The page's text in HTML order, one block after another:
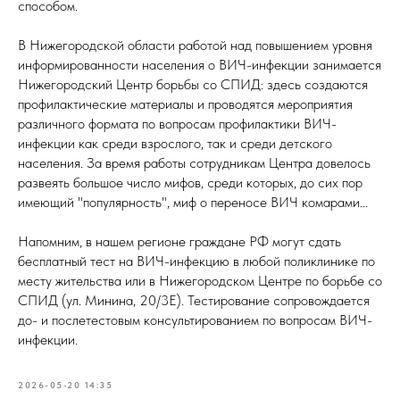
способом.
В Нижегородской области работой над повышением уровня
информированности населения о ВИЧ-инфекции занимается
Нижегородский Центр борьбы со СПИД: здесь создаются
профилактические материалы и проводятся мероприятия
различного формата по вопросам профилактики ВИЧ-
инфекции как среди взрослого, так и среди детского
населения. За время работы сотрудникам Центра довелось
развеять большое число мифов, среди которых, до сих пор
имеющий "популярность", миф о переносе ВИЧ комарами...
Напомним, в нашем регионе граждане РФ могут сдать
бесплатный тест на ВИЧ-инфекцию в любой поликлинике по
месту жительства или в Нижегородском Центре по борьбе со
СПИД (ул. Минина, 20/3Е). Тестирование сопровождается
до- и послетестовым консультированием по вопросам ВИЧ-
инфекции.
2026-05-20 14:35